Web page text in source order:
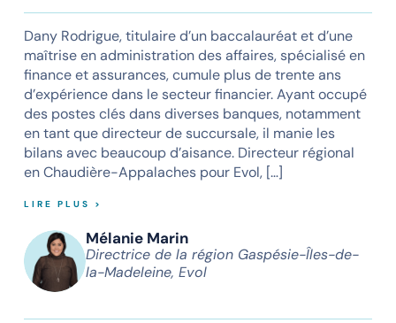
Dany Rodrigue, titulaire d’un baccalauréat et d’une
maîtrise en administration des affaires, spécialisé en
finance et assurances, cumule plus de trente ans
d’expérience dans le secteur financier. Ayant occupé
des postes clés dans diverses banques, notamment
en tant que directeur de succursale, il manie les
bilans avec beaucoup d’aisance. Directeur régional
en Chaudière-Appalaches pour Evol, […]
LIRE PLUS >
Mélanie Marin
Directrice de la région Gaspésie-Îles-de-
la-Madeleine, Evol